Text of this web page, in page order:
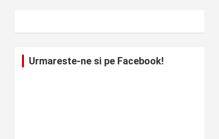
Urmareste-ne si pe Facebook!